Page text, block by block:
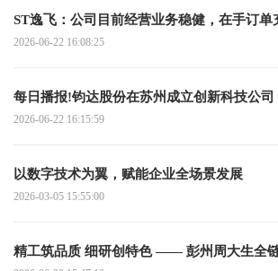
ST逸飞：公司目前经营业务稳健，在手订单
2026-06-22 16:08:25
每日播报!钧达股份在苏州成立创新科技公
2026-06-22 16:15:59
以数字技术为翼，赋能企业全场景发展
2026-03-05 15:55:00
精工筑品质 细研创特色 —— 彭州周大生全